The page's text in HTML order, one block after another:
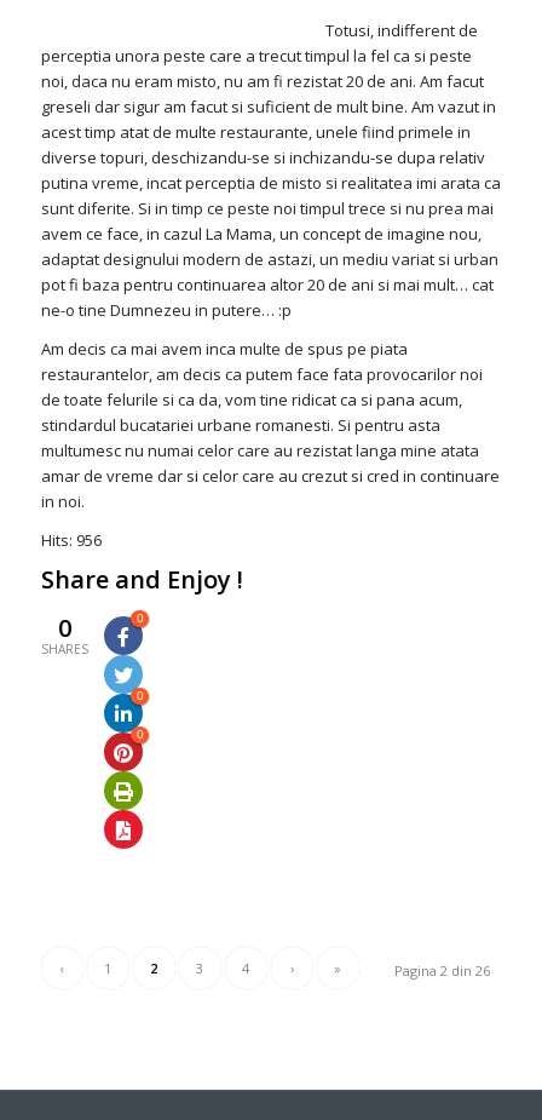
Totusi, indifferent de
perceptia unora peste care a trecut timpul la fel ca si peste
noi, daca nu eram misto, nu am fi rezistat 20 de ani. Am facut
greseli dar sigur am facut si suficient de mult bine. Am vazut in
acest timp atat de multe restaurante, unele fiind primele in
diverse topuri, deschizandu-se si inchizandu-se dupa relativ
putina vreme, incat perceptia de misto si realitatea imi arata ca
sunt diferite. Si in timp ce peste noi timpul trece si nu prea mai
avem ce face, in cazul La Mama, un concept de imagine nou,
adaptat designului modern de astazi, un mediu variat si urban
pot fi baza pentru continuarea altor 20 de ani si mai mult… cat
ne-o tine Dumnezeu in putere… :p
Am decis ca mai avem inca multe de spus pe piata
restaurantelor, am decis ca putem face fata provocarilor noi
de toate felurile si ca da, vom tine ridicat ca si pana acum,
stindardul bucatariei urbane romanesti. Si pentru asta
multumesc nu numai celor care au rezistat langa mine atata
amar de vreme dar si celor care au crezut si cred in continuare
in noi.
Hits: 956
Share and Enjoy !
0
SHARES
0
0
0
Pagina 2 din 26
‹ 1 2 3 4 › »